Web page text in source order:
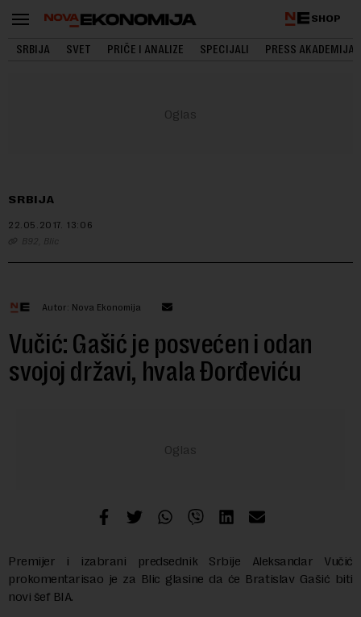
SHOP
SRBIJA SVET PRIČE I ANALIZE SPECIJALI PRESS AKADEMIJA
SRBIJA
22.05.2017. 13:06
B92, Blic
Autor: Nova Ekonomija
Vučić: Gašić je posvećen i odan
svojoj državi, hvala Đorđeviću
Premijer i izabrani predsednik Srbije Aleksandar Vučić
prokomentarisao je za Blic glasine da će Bratislav Gašić biti
novi šef BIA.